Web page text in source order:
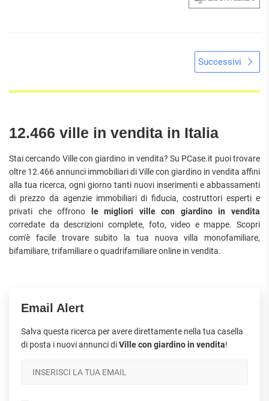
Successivi
12.466 ville in vendita in Italia
Stai cercando Ville con giardino in vendita? Su PCase.it puoi trovare
oltre 12.466 annunci immobiliari di Ville con giardino in vendita affini
alla tua ricerca, ogni giorno tanti nuovi inserimenti e abbassamenti
di prezzo da agenzie immobiliari di fiducia, costruttori esperti e
privati che offrono le migliori ville con giardino in vendita
corredate da descrizioni complete, foto, video e mappe. Scopri
com'è facile trovare subito la tua nuova villa monofamiliare,
bifamiliare, trifamiliare o quadrifamiliare online in vendita.
Email Alert
Salva questa ricerca per avere direttamente nella tua casella
di posta i nuovi annunci diVille con giardino in vendita!